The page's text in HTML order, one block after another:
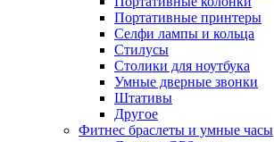
Портативные принтеры
Селфи лампы и кольца
Стилусы
Столики для ноутбука
Умные дверные звонки
Штативы
Другое
Фитнес браслеты и умные часы